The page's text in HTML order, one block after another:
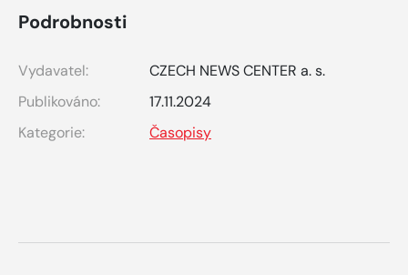
Podrobnosti
Vydavatel:
CZECH NEWS CENTER a. s.
Publikováno:
17.11.2024
Kategorie:
Časopisy